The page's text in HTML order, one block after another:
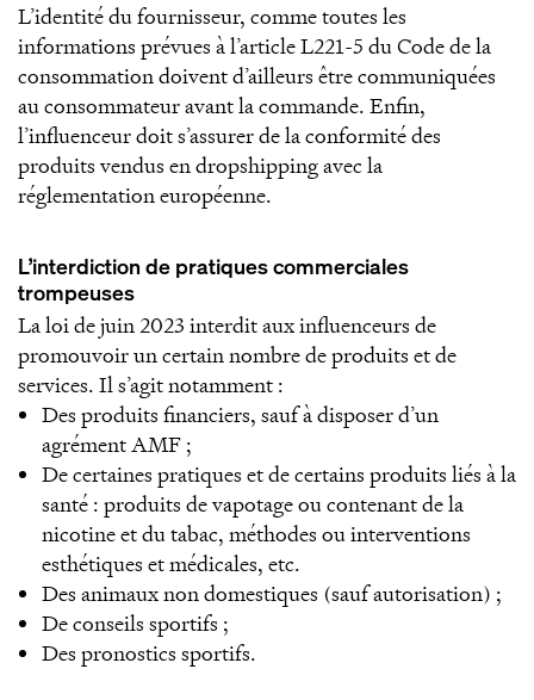
L’identité du fournisseur, comme toutes les
informations prévues à l’article L221-5 du Code de la
consommation doivent d’ailleurs être communiquées
au consommateur avant la commande. Enfin,
l’influenceur doit s’assurer de la conformité des
produits vendus en dropshipping avec la
réglementation européenne.
L’interdiction de pratiques commerciales
trompeuses
La loi de juin 2023 interdit aux influenceurs de
promouvoir un certain nombre de produits et de
services. Il s’agit notamment :
Des produits financiers, sauf à disposer d’un
agrément AMF ;
De certaines pratiques et de certains produits liés à la
santé : produits de vapotage ou contenant de la
nicotine et du tabac, méthodes ou interventions
esthétiques et médicales, etc.
Des animaux non domestiques (sauf autorisation) ;
De conseils sportifs ;
Des pronostics sportifs.